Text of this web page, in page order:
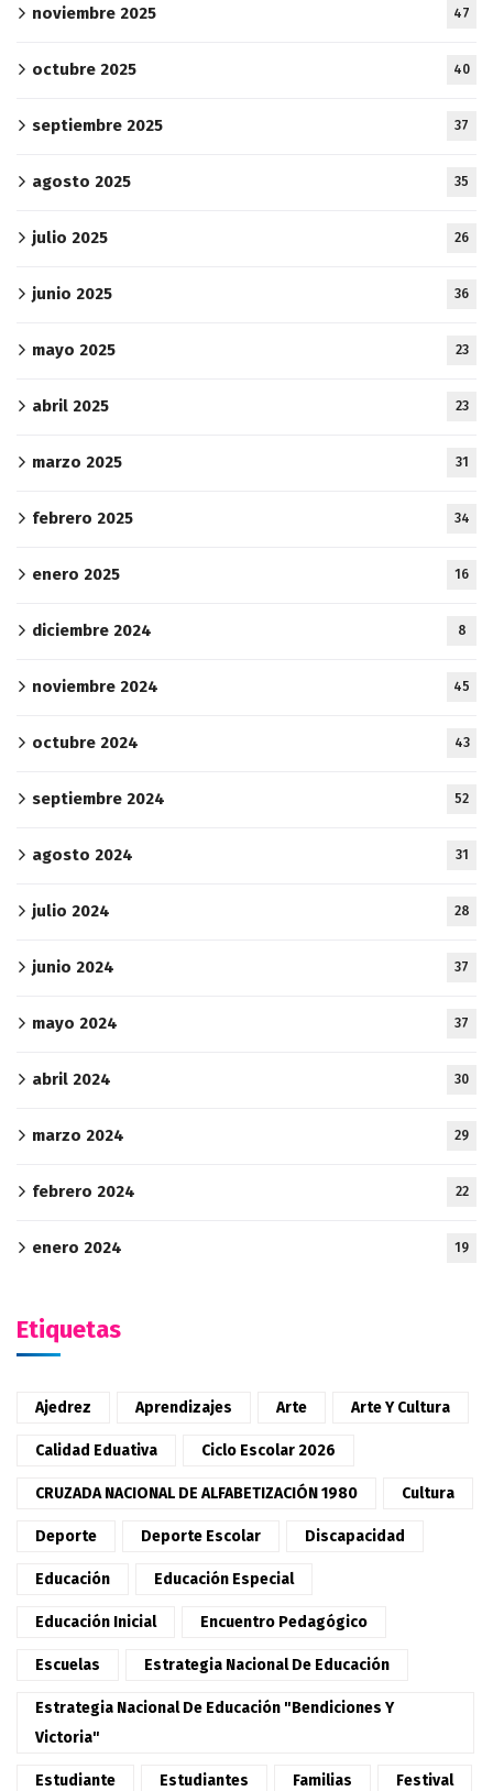
noviembre 2025 47
octubre 2025 40
septiembre 2025 37
agosto 2025 35
julio 2025 26
junio 2025 36
mayo 2025 23
abril 2025 23
marzo 2025 31
febrero 2025 34
enero 2025 16
diciembre 2024 8
noviembre 2024 45
octubre 2024 43
septiembre 2024 52
agosto 2024 31
julio 2024 28
junio 2024 37
mayo 2024 37
abril 2024 30
marzo 2024 29
febrero 2024 22
enero 2024 19
Etiquetas
Ajedrez Aprendizajes Arte Arte Y Cultura
Calidad Eduativa Ciclo Escolar 2026
CRUZADA NACIONAL DE ALFABETIZACIÓN 1980 Cultura
Deporte Deporte Escolar Discapacidad
Educación Educación Especial
Educación Inicial Encuentro Pedagógico
Escuelas Estrategia Nacional De Educación
Estrategia Nacional De Educación "Bendiciones Y
Victoria"
Estudiante Estudiantes Familias Festival